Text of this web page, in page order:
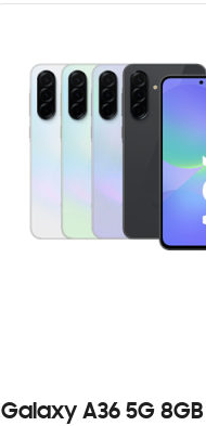
Galaxy A36 5G 8GB